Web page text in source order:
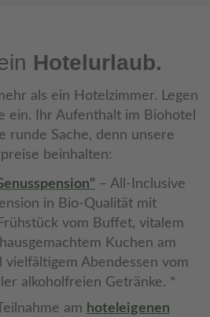
Hotelurlaub.
als ein Hotelzimmer. Legen
ein. Ihr Aufenthalt im Biohotel
runde Sache, denn unsere
beinhalten:
– All-Inclusive
in Bio-Qualität mit
vom Buffet, vitalem
Kuchen am
vielfältigem Abendessen vom
alkoholfreien Getränke. *
am hoteleigenen